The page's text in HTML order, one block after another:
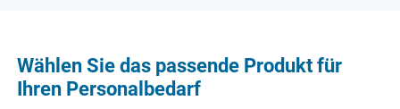
Wählen Sie das passende Produkt für
Ihren Personalbedarf